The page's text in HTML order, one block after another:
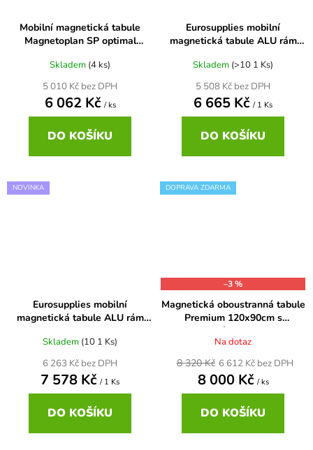
Mobilní magnetická tabule
Magnetoplan SP optimal
Skladem (4 ks)
5 010 Kč bez DPH
6 062 Kč / ks
DO KOŠÍKU
Eurosupplies mobilní
magnetická tabule ALU rám
Skladem (>10 1 Ks)
5 508 Kč bez DPH
6 665 Kč / 1 Ks
DO KOŠÍKU
NOVINKA
Eurosupplies mobilní
magnetická tabule ALU rám
Skladem (10 1 Ks)
6 263 Kč bez DPH
7 578 Kč / 1 Ks
DO KOŠÍKU
DOPRAVA ZDARMA
–3 %
Magnetická oboustranná tabule
Premium 120x90cm s
lakovaným povrchem
Na dotaz
6 612 Kč bez DPH
8 000 Kč / ks
8 320 Kč
DO KOŠÍKU